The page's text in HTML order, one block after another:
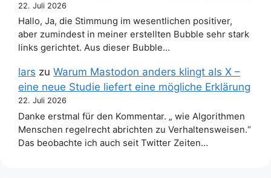
22. Juli 2026
Hallo, Ja, die Stimmung im wesentlichen positiver,
aber zumindest in meiner erstellten Bubble sehr stark
links gerichtet. Aus dieser Bubble…
lars zu Warum Mastodon anders klingt als X –
eine neue Studie liefert eine mögliche Erklärung
22. Juli 2026
Danke erstmal für den Kommentar. „ wie Algorithmen
Menschen regelrecht abrichten zu Verhaltensweisen.“
Das beobachte ich auch seit Twitter Zeiten…